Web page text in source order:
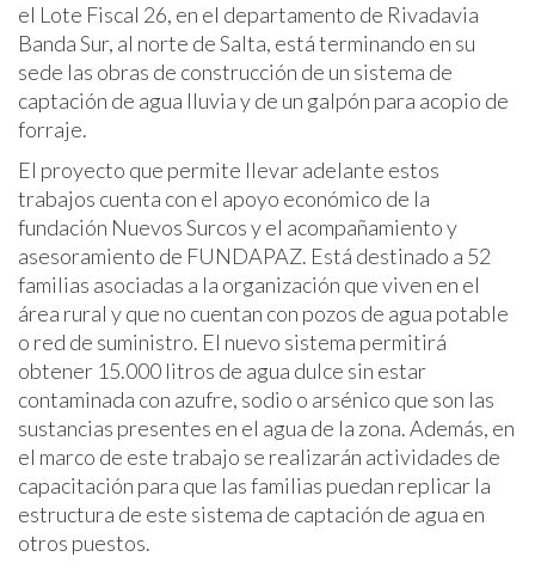
el Lote Fiscal 26, en el departamento de Rivadavia
Banda Sur, al norte de Salta, está terminando en su
sede las obras de construcción de un sistema de
captación de agua lluvia y de un galpón para acopio de
forraje.
El proyecto que permite llevar adelante estos
trabajos cuenta con el apoyo económico de la
fundación Nuevos Surcos y el acompañamiento y
asesoramiento de FUNDAPAZ. Está destinado a 52
familias asociadas a la organización que viven en el
área rural y que no cuentan con pozos de agua potable
o red de suministro. El nuevo sistema permitirá
obtener 15.000 litros de agua dulce sin estar
contaminada con azufre, sodio o arsénico que son las
sustancias presentes en el agua de la zona. Además, en
el marco de este trabajo se realizarán actividades de
capacitación para que las familias puedan replicar la
estructura de este sistema de captación de agua en
otros puestos.